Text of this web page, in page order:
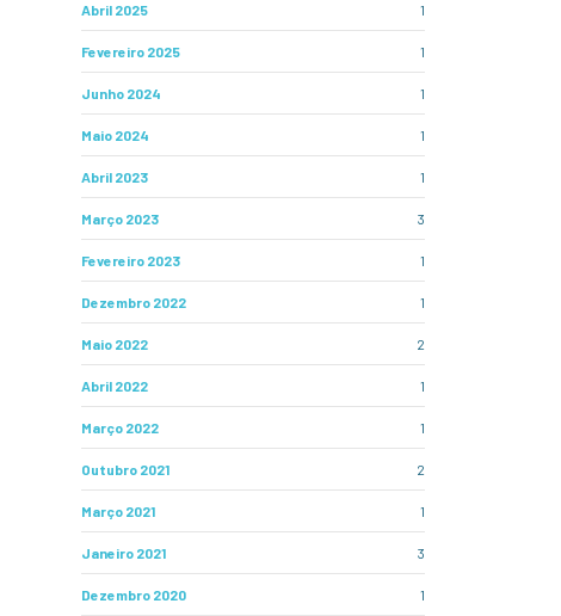
Abril 2025 1
Fevereiro 2025 1
Junho 2024 1
Maio 2024 1
Abril 2023 1
Março 2023 3
Fevereiro 2023 1
Dezembro 2022 1
Maio 2022 2
Abril 2022 1
Março 2022 1
Outubro 2021 2
Março 2021 1
Janeiro 2021 3
Dezembro 2020 1